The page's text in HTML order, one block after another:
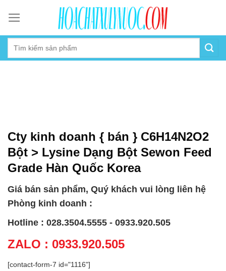
content
Cty kinh doanh { bán } C6H14N2O2
Bột > Lysine Dạng Bột Sewon Feed
Grade Hàn Quốc Korea
Giá bán sản phẩm, Quý khách vui lòng liên hệ
Phòng kinh doanh :
Hotline : 028.3504.5555 - 0933.920.505
ZALO : 0933.920.505
[contact-form-7 id="1116"]